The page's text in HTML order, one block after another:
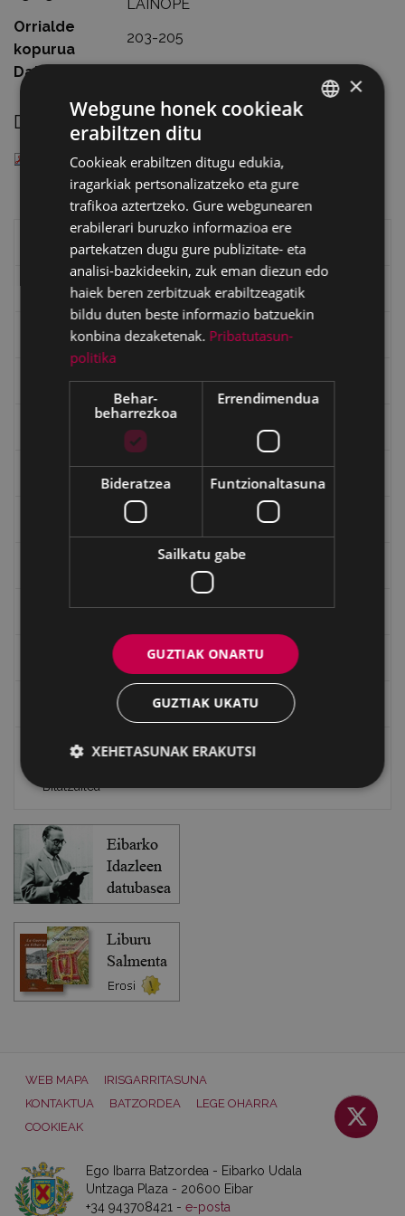
LAINOPE
Orrialde
kopurua
203-205
Data
Deskargatu
— PDF document, 399 KB (408843 bytes)
Eibarko liburuak
eta kitto
"Eibar" rebista sarean
Goi Argi aldizkaria
Kultura egitaraua
"Gure Herria" aldizkaria
Txostenak eta dokumentuak
EXFIBAR
Eibarko Bideoteka
Eibarko Fonoteka
Eibarko Idazlanen Datu-basea
Bilatzailea
WEB MAPA
IRISGARRITASUNA
KONTAKTUA
BATZORDEA
LEGE OHARRA
COOKIEAK
Ego Ibarra Batzordea - Eibarko Udala
Untzaga Plaza - 20600 Eibar
+34 943708421 - e-posta
×
Webgune honek cookieak
erabiltzen ditu
Cookieak erabiltzen ditugu edukia,
iragarkiak pertsonalizatzeko eta gure
trafikoa aztertzeko. Gure webgunearen
erabilerari buruzko informazioa ere
partekatzen dugu gure publizitate- eta
analisi-bazkideekin, zuk eman diezun edo
haiek beren zerbitzuak erabiltzeagatik
bildu duten beste informazio batzuekin
konbina dezaketenak. Pribatutasun-
politika
Behar-
beharrezkoa
Errendimendua
Bideratzea Funtzionaltasuna
Sailkatu gabe
GUZTIAK ONARTU
GUZTIAK UKATU
XEHETASUNAK ERAKUTSI